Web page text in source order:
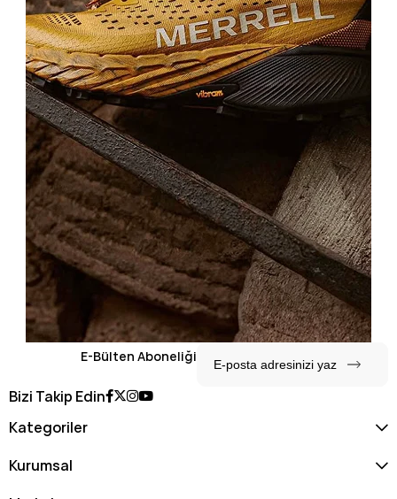
E-Bülten Aboneliği
Bizi Takip Edin
Kategoriler
Kurumsal